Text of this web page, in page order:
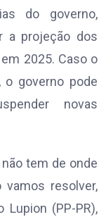
do governo,
a projeção dos
2025. Caso o
governo pode
novas
tem de onde
resolver,
Lupion (PP-PR),